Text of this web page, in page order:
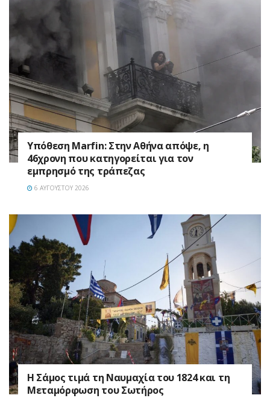
Υπόθεση Marfin: Στην Αθήνα απόψε, η
46χρονη που κατηγορείται για τον
εμπρησμό της τράπεζας
6 ΑΥΓΟΎΣΤΟΥ 2026
Η Σάμος τιμά τη Ναυμαχία του 1824 και τη
Μεταμόρφωση του Σωτήρος